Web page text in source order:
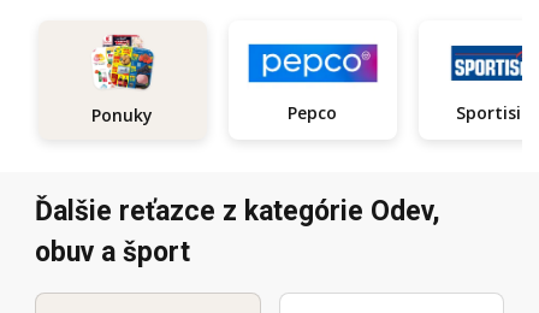
Ponuky Pepco
Ďalšie reťazce z kategórie Odev,
obuv a šport